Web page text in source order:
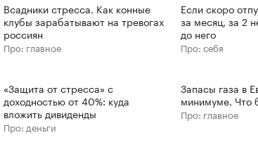
Всадники стресса. Как конные
клубы зарабатывают на тревогах
россиян
Про: главное
Если скоро
за месяц, за 2
до него
Про: себя
«Защита от стресса» с
доходностью от 40%: куда
вложить дивиденды
Про: деньги
Запасы газа в
минимуме. Что
Про: главное